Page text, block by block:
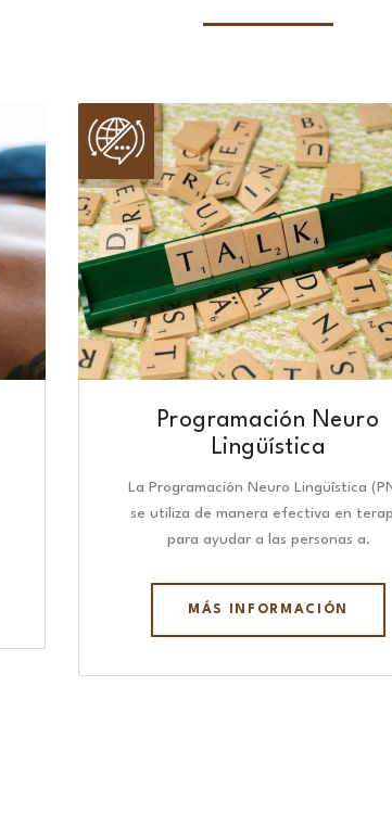
Programación Neuro
Lingüística​
La Programación Neuro Lingüística
se utiliza de manera efectiva en
para ayudar a las personas a.
MÁS INFORMACIÓN